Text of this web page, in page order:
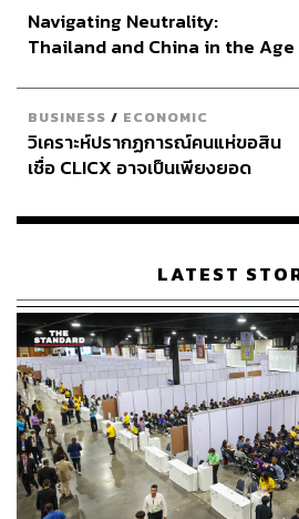
Navigating Neutrality:
Thailand and China in the Age
BUSINESS / ECONOMIC
วิเคราะห์ปรากฏการณ์คนแห่ขอสิน
เชื่อ CLICX อาจเป็นเพียงยอด
เรือนไทยที่ถูกซุกไว้
LATEST